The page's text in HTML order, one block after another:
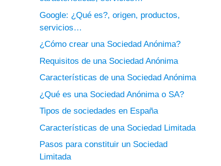
Google: ¿Qué es?, origen, productos,
servicios…
¿Cómo crear una Sociedad Anónima?
Requisitos de una Sociedad Anónima
Características de una Sociedad Anónima
¿Qué es una Sociedad Anónima o SA?
Tipos de sociedades en España
Características de una Sociedad Limitada
Pasos para constituir un Sociedad
Limitada